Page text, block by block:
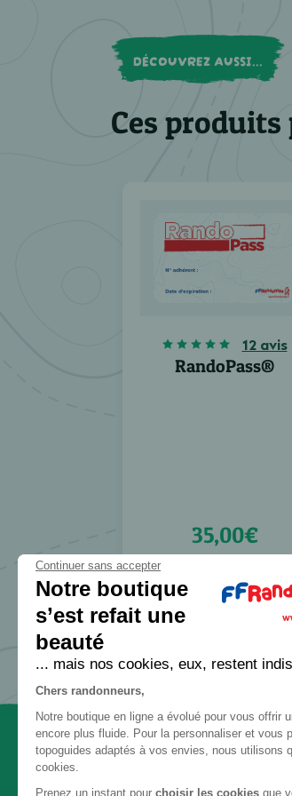
DÉCOUVREZ AUSSI...
Ces
12 avis
RandoPass®
35,00€
Paiement
Continuer sans accepter
Notre boutique
s’est refait une
beauté
... mais nos cookies, eux, restent
Chers randonneurs,
Notre boutique en ligne a évolué pour vous offrir
encore plus fluide. Pour la personnaliser et vous
topoguides adaptés à vos envies, nous utilisons
cookies.
Prenez un instant pour choisir les cookies que